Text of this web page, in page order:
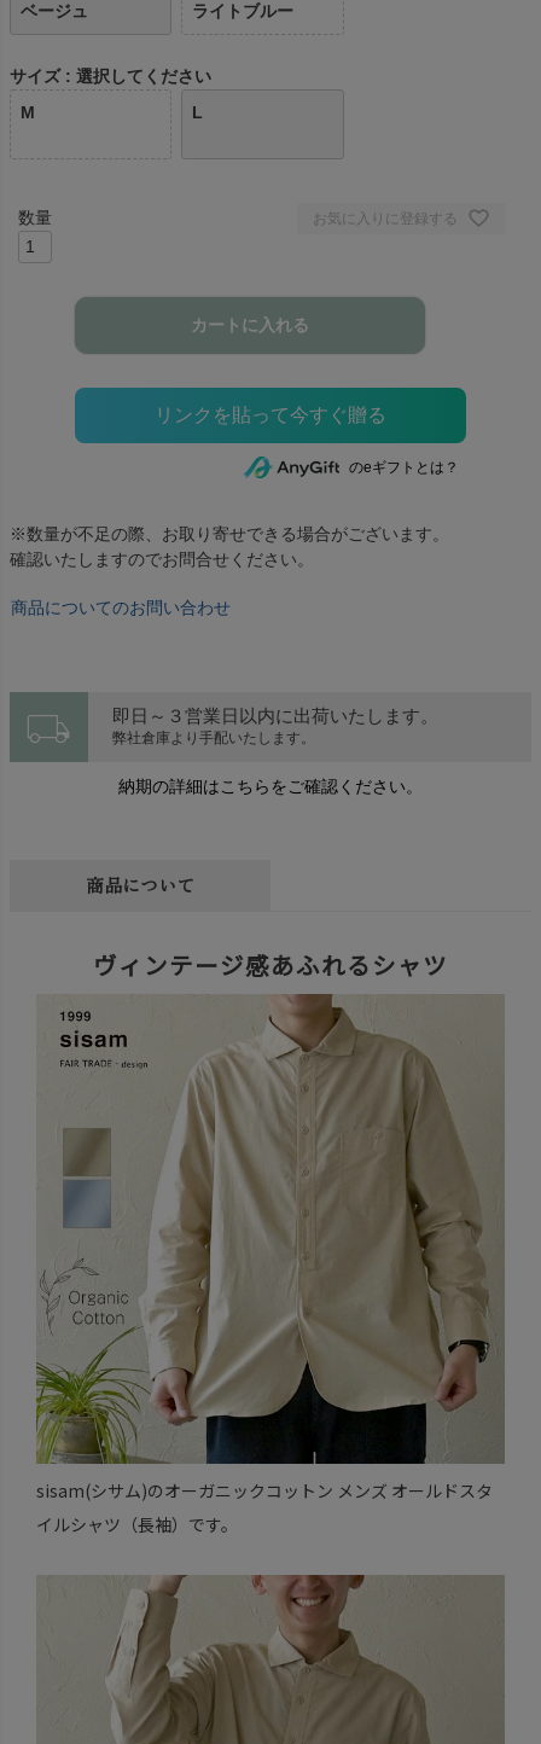
ベージュ ライトブルー
サイズ
選択してください
M
L
お気に入りに登録する
カートに入れる
のeギフトとは？
※数量が不足の際、お取り寄せできる場合がございます。
確認いたしますのでお問合せください。
商品についてのお問い合わせ
local_shipping 即日～３営業日以内に出荷いたします。
弊社倉庫より手配いたします。
納期の詳細はこちらをご確認ください。
商品について
ヴィンテージ感あふれるシャツ
sisam(シサム)のオーガニックコットン メンズ オールドスタ
イルシャツ（長袖）です。